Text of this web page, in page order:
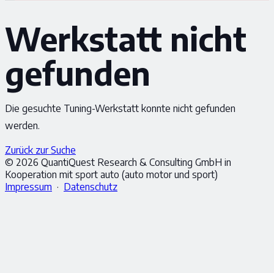
Werkstatt nicht
gefunden
Die gesuchte Tuning-Werkstatt konnte nicht gefunden
werden.
Zurück zur Suche
© 2026 QuantiQuest Research & Consulting GmbH in
Kooperation mit sport auto (auto motor und sport)
Impressum · Datenschutz